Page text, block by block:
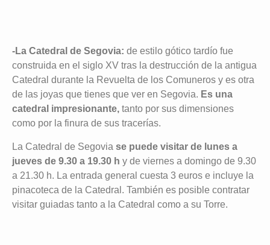
-La Catedral de Segovia: de estilo gótico tardío fue
construida en el siglo XV tras la destrucción de la antigua
Catedral durante la Revuelta de los Comuneros y es otra
de las joyas que tienes que ver en Segovia. Es una
catedral impresionante, tanto por sus dimensiones
como por la finura de sus tracerías.
La Catedral de Segovia se puede visitar de lunes a
jueves de 9.30 a 19.30 h y de viernes a domingo de 9.30
a 21.30 h. La entrada general cuesta 3 euros e incluye la
pinacoteca de la Catedral. También es posible contratar
visitar guiadas tanto a la Catedral como a su Torre.